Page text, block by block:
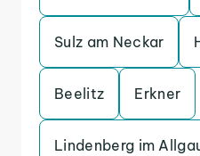
Sulz am Neckar
Beelitz Erkner
Lindenberg im